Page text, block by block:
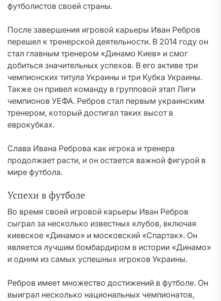
футболистов своей страны.
После завершения игровой карьеры Иван Ребров
перешел к тренерской деятельности. В 2014 году он
стал главным тренером «Динамо Киев» и смог
добиться значительных успехов. В его активе три
чемпионских титула Украины и три Кубка Украины.
Также он привел команду в групповой этап Лиги
чемпионов УЕФА. Ребров стал первым украинским
тренером, который достигал таких высот в
еврокубках.
Слава Ивана Реброва как игрока и тренера
продолжает расти, и он остается важной фигурой в
мире футбола.
Успехи в футболе
Во время своей игровой карьеры Иван Ребров
сыграл за несколько известных клубов, включая
киевское «Динамо» и московский «Спартак». Он
является лучшим бомбардиром в истории «Динамо»
и одним из самых успешных игроков Украины.
Ребров имеет множество достижений в футболе. Он
выиграл несколько национальных чемпионатов,